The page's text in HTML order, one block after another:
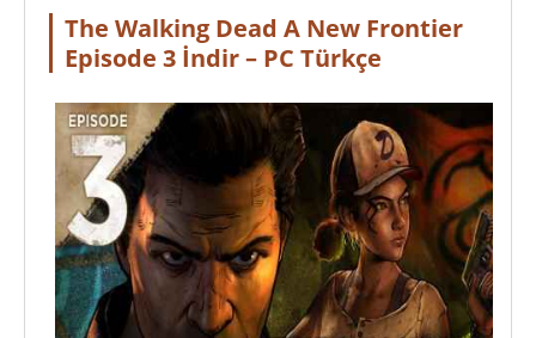
The Walking Dead A New Frontier
Episode 3 İndir – PC Türkçe